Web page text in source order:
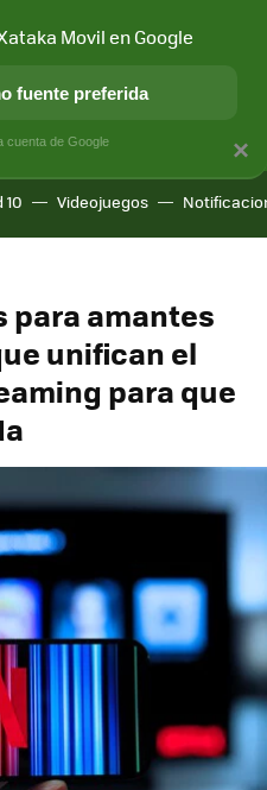
APLICACIONES
Videojuegos
para amantes
unifican el
para que
×
Movil en Google
fuente preferida
cuenta de Google